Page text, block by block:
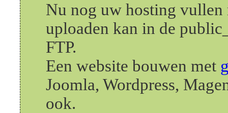
Nu nog uw hosting vullen
uploaden kan in de
FTP.
Een website bouwen met
Joomla, Wordpress,
ook.